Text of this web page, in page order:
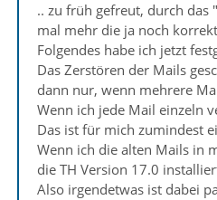
.. zu früh gefreut, durch
mal mehr die ja noch
Folgendes habe ich jetzt
Das Zerstören der Mails
dann nur, wenn mehrere
Wenn ich jede Mail einzeln
Das ist für mich zumindest
Wenn ich die alten Mails in
die TH Version 17.0
Also irgendetwas ist dabei